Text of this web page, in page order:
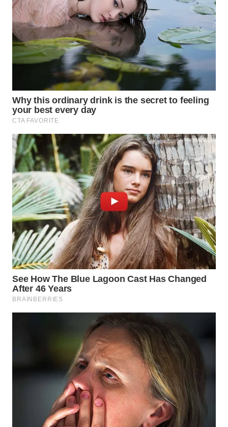
WN
MALUT
WN
DAIRI
DANAU
TOBA
NIAS
WN
LANGKAT
WN
TAPANULI
SELATAN
WN
TANJUNG
LESUNG
WN
WN
LABUHANBATU
TAPANULI